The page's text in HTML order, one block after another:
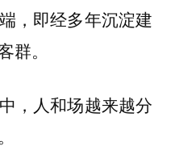
，即经多年沉淀建
群。
，人和场越来越分